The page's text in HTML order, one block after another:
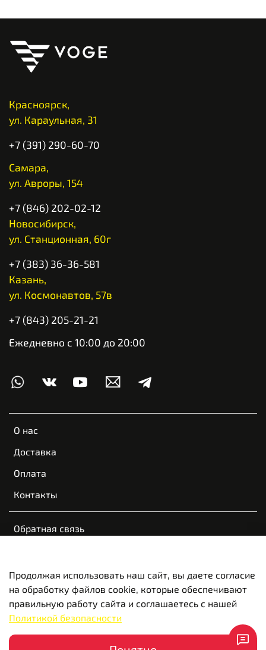
О нас
Доставка
Оплата
Контакты
Обратная связь
Оферта и политика конфиденциальности
Вакансии
Красноярск,
ул. Караульная, 31
+7 (391) 290-60-70
Самара,
ул. Авроры, 154
+7 (846) 202-02-12
Новосибирск,
ул. Станционная, 60г
+7 (383) 36-36-581
Казань,
ул. Космонавтов, 57в
+7 (843) 205-21-21
Ежедневно с 10:00 до 20:00
Самара
Продолжая использовать наш сайт, вы даете согласие
на обработку файлов cookie, которые обеспечивают
правильную работу сайта и соглашаетесь с нашей
Политикой безопасности